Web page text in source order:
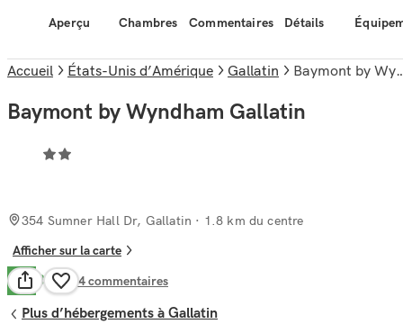
Aperçu Chambres Commentaires Détails
Accueil États-Unis d’Amérique Gallatin Baymont by Wyndham Gallatin
Baymont by Wyndham Gallatin
354 Sumner Hall Dr, Gallatin · 1.8 km du centre
Afficher sur la carte
6.9 Bien284commentaires
Plus d’hébergements à Gallatin